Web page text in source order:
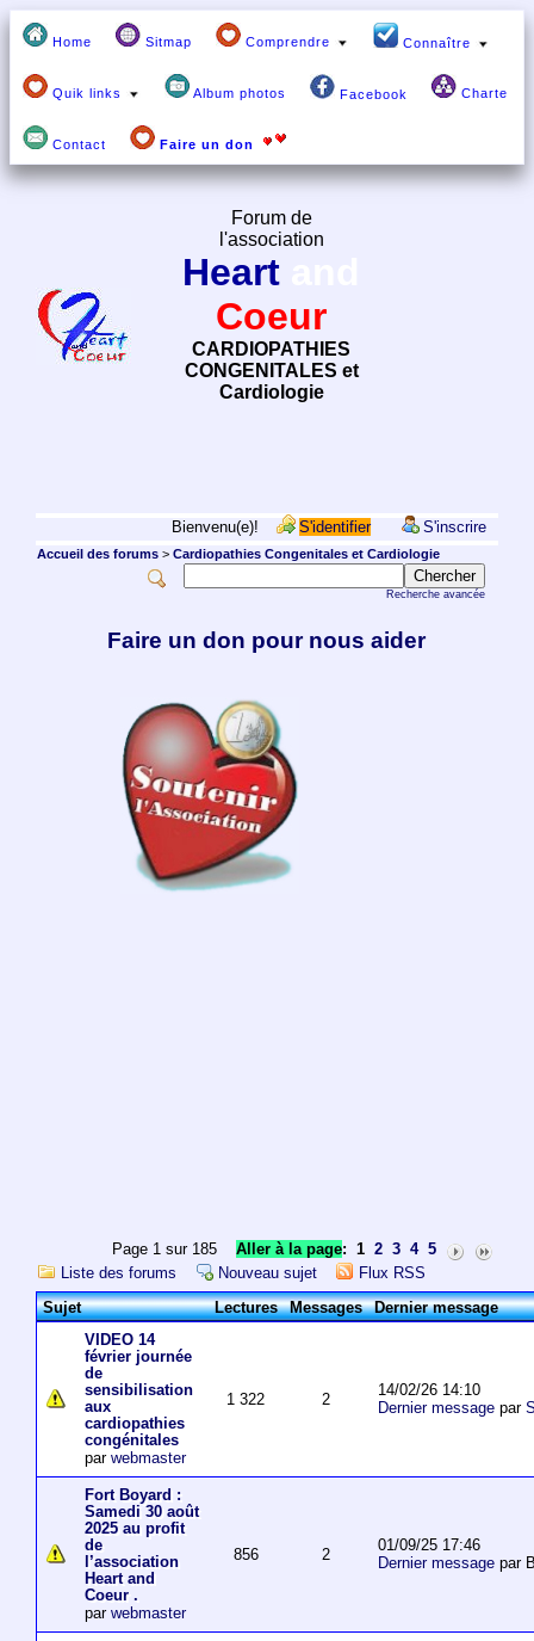
Home Sitmap Comprendre Connaître
Quik links Album photos Facebook Charte
Contact Faire un don
Forum de
l'association
Heart
Coeur
CARDIOPATHIES
CONGENITALES et
Cardiologie
Bienvenu(e)! S'identifier S'inscrire
Accueil des forums> Cardiopathies Congenitales et Cardiologie
Recherche avancée
Faire un don pour nous aider
Page 1 sur 185Aller à la page: 1 2 3 4 5
Liste des forums
Nouveau sujet
Flux RSS
Sujet
Lectures Messages Dernier message
VIDEO 14
février journée
de
sensibilisation
aux
cardiopathies
congénitales
par webmaster
1 322 2
14/02/26 14:10
Dernier messagepar
Fort Boyard :
Samedi 30 août
2025 au profit
de
l’association
Heart and
Coeur .
par webmaster
856 2
01/09/25 17:46
Dernier messagepar